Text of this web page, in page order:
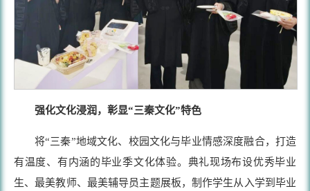
强化文化浸润，彰显“三秦文化”特色
将“三秦”地域文化、校园文化与毕业情感深度融合，打造
有温度、有内涵的毕业季文化体验。典礼现场布设优秀毕业
生、最美教师、最美辅导员主题展板，制作学生从入学到毕业